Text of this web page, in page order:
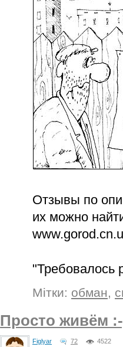
Отзывы по
их можно
"Требовалось
Мітки: обман,
Просто живём
Figlyar 72 4522